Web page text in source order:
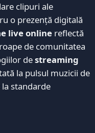
clipuri ale
o prezență digitală
live online reflectă
de comunitatea
destreaming
la pulsul muzicii de
standarde